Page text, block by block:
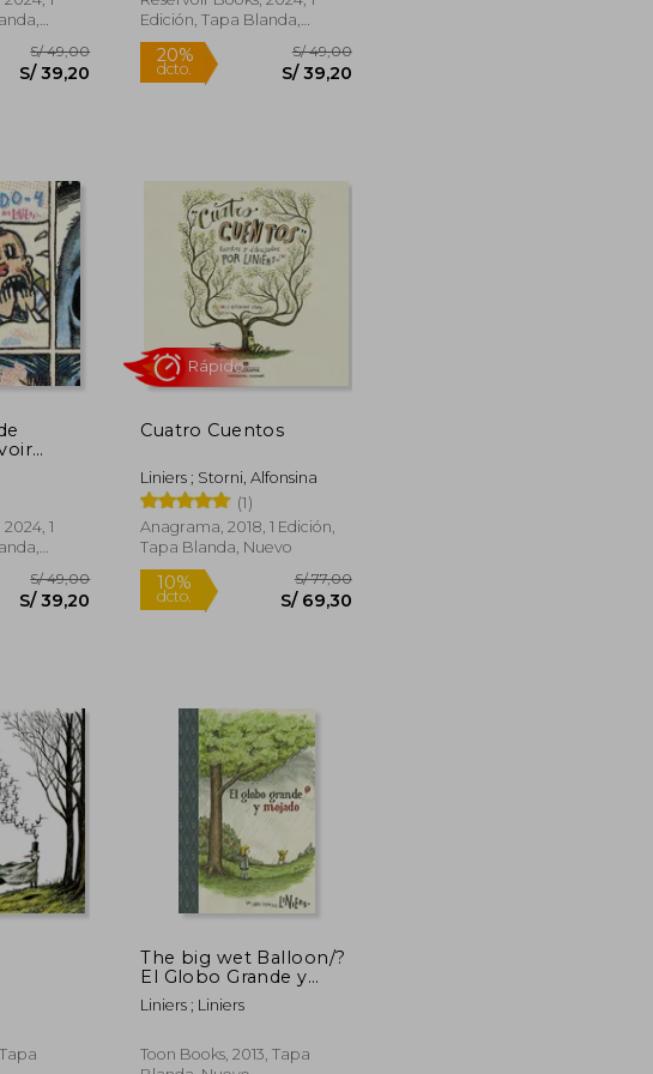
20%
S/ 39,20
Rápido
Edición, Tapa Blanda,
Nuevo
dcto.
Rápido
1
S/ 49,00
Rápido
Cuatro Cuentos
Liniers ; Storni, Alfonsina
(1)
Anagrama, 2018, 1 Edición,
Tapa Blanda, Nuevo
The big wet Balloon/?
El Globo Grande y
Mojado
Liniers ; Liniers
Toon Books, 2013, Tapa